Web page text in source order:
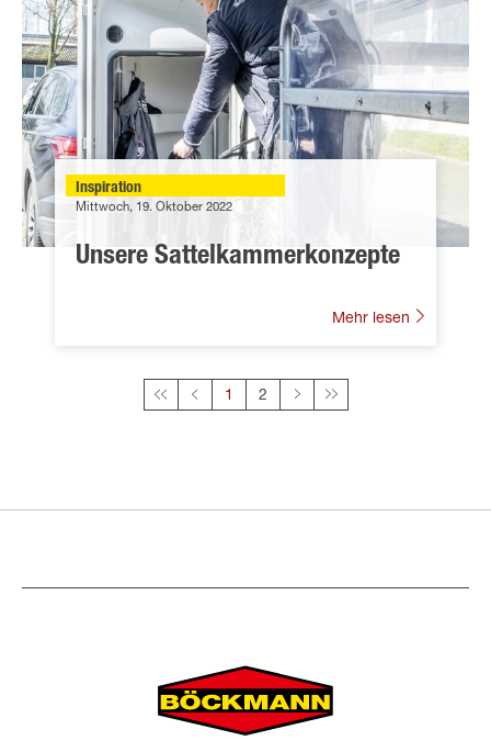
Inspiration
Mittwoch, 19. Oktober 2022
Unsere Sattelkammerkonzepte
Mehr lesen
Diese Seite
1 2